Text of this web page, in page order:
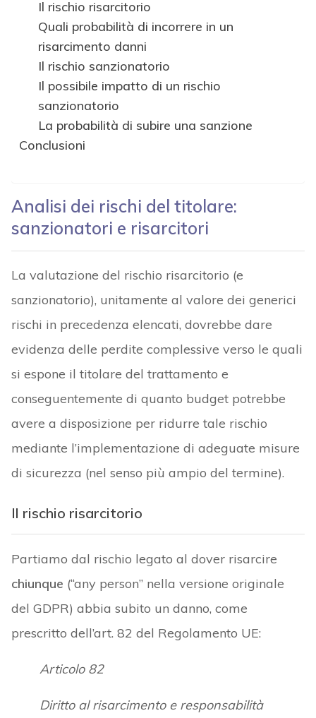
Il rischio risarcitorio
Quali probabilità di incorrere in un
risarcimento danni
Il rischio sanzionatorio
Il possibile impatto di un rischio
sanzionatorio
La probabilità di subire una sanzione
Conclusioni
Analisi dei rischi del titolare:
sanzionatori e risarcitori
La valutazione del rischio risarcitorio (e
sanzionatorio), unitamente al valore dei generici
rischi in precedenza elencati, dovrebbe dare
evidenza delle perdite complessive verso le quali
si espone il titolare del trattamento e
conseguentemente di quanto budget potrebbe
avere a disposizione per ridurre tale rischio
mediante l’implementazione di adeguate misure
di sicurezza (nel senso più ampio del termine).
Il rischio risarcitorio
Partiamo dal rischio legato al dover risarcire
chiunque (“any person” nella versione originale
del GDPR) abbia subito un danno, come
prescritto dell’art. 82 del Regolamento UE:
Articolo 82
Diritto al risarcimento e responsabilità